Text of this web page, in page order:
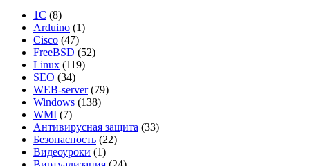
1С (8)
Arduino (1)
Cisco (47)
FreeBSD (52)
Linux (119)
SEO (34)
WEB-server(79)
Windows (138)
WMI (7)
Антивирусная защита (33)
Безопасность (22)
Видеоуроки (1)